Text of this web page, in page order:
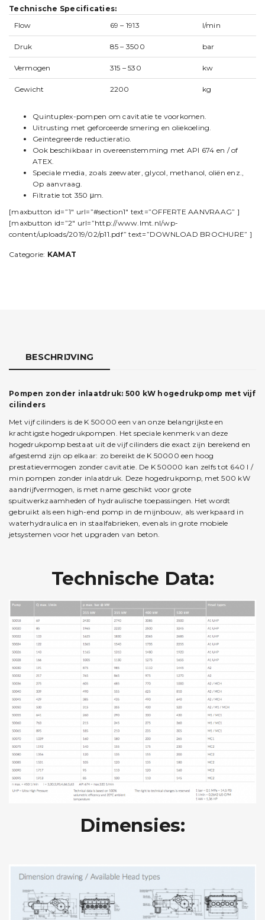
Technische Specificaties:
Flow
69 – 1913 l/min
Druk 85 – 3500 bar
Vermogen 315 – 530 kw
Gewicht 2200 kg
Quintuplex-pompen om cavitatie te voorkomen.
Uitrusting met geforceerde smering en oliekoeling.
Geïntegreerde reductieratio.
Ook beschikbaar in overeenstemming met API 674 en / of
ATEX.
Speciale media, zoals zeewater, glycol, methanol, oliën enz.,
Op aanvraag.
Filtratie tot 350 μm.
[maxbutton id=”1″ url=”#section1″ text=”OFFERTE AANVRAAG” ]
[maxbutton id=”2″ url=”http://www.lmt.nl/wp-
content/uploads/2019/02/p11.pdf” text=”DOWNLOAD BROCHURE” ]
Categorie: KAMAT
BESCHRIJVING
Pompen zonder inlaatdruk: 500 kW hogedrukpomp met vijf
cilinders
Met vijf cilinders is de K 50000 een van onze belangrijkste en
krachtigste hogedrukpompen. Het speciale kenmerk van deze
hogedrukpomp bestaat uit de vijf cilinders die exact zijn berekend en
afgestemd zijn op elkaar: zo bereikt de K 50000 een hoog
prestatievermogen zonder cavitatie. De K 50000 kan zelfs tot 640 l /
min pompen zonder inlaatdruk. Deze hogedrukpomp, met 500 kW
aandrijfvermogen, is met name geschikt voor grote
spuitwerkzaamheden of hydraulische toepassingen. Het wordt
gebruikt als een high-end pomp in de mijnbouw, als werkpaard in
waterhydraulica en in staalfabrieken, evenals in grote mobiele
jetsystemen voor het upgraden van beton.
Technische Data:
Dimensies: